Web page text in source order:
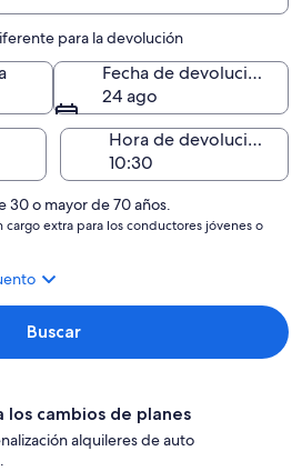
para la devolución
Fecha de devolución
24 ago
Hora de devolución
30 o mayor de 70 años.
extra para los conductores jóvenes o
Buscar
cambios de planes
alquileres de auto